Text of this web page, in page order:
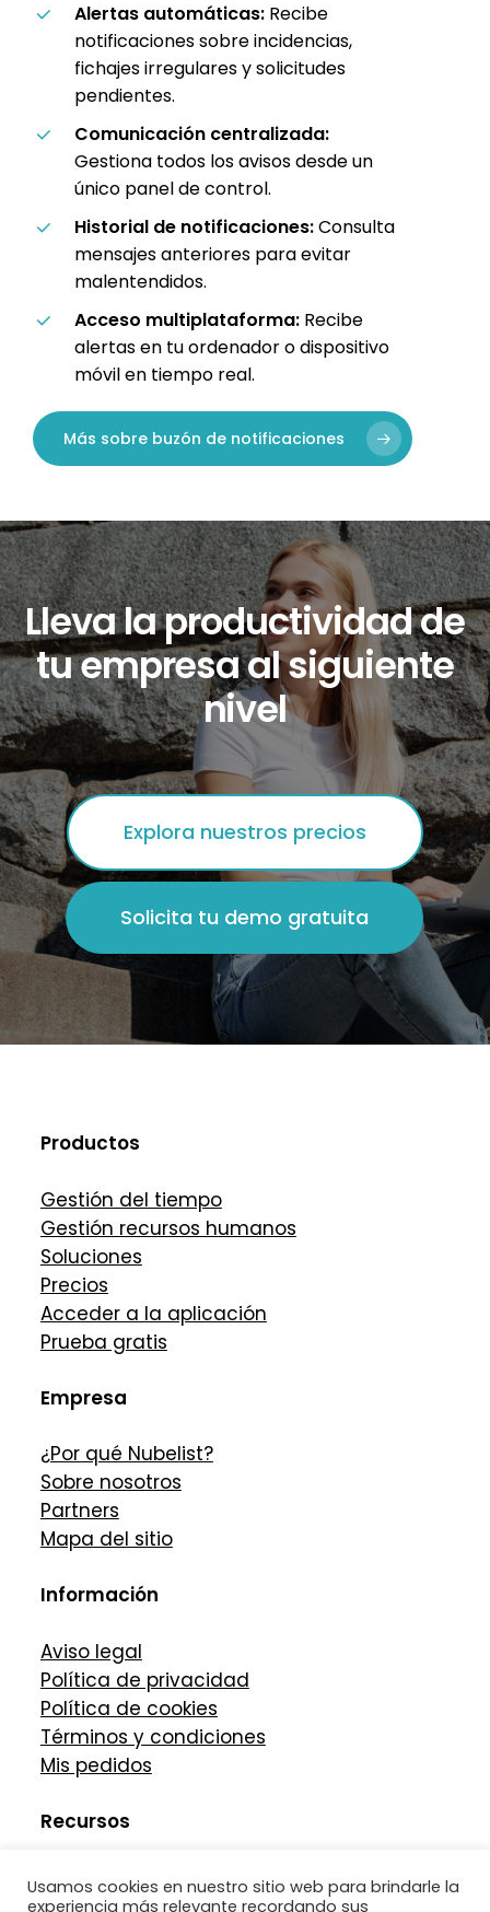
Alertas automáticas:Recibe
notificaciones sobre incidencias,
fichajes irregulares y solicitudes
pendientes.
Comunicación centralizada:
Gestiona todos los avisos desde un
único panel de control.
Historial de notificaciones:Consulta
mensajes anteriores para evitar
malentendidos.
Acceso multiplataforma:Recibe
alertas en tu ordenador o dispositivo
móvil en tiempo real.
Más sobre buzón de notificaciones
Llevalaproductividadde
tuempresaalsiguiente
nivel
Explora nuestros precios
Solicita tu demo gratuita
Productos
Gestión del tiempo
Gestión recursos humanos
Soluciones
Precios
Acceder a la aplicación
Prueba gratis
Empresa
¿Por qué Nubelist?
Sobre nosotros
Partners
Mapa del sitio
Información
Aviso legal
Política de privacidad
Política de cookies
Términos y condiciones
Mis pedidos
Recursos
Preguntas frecuentes
Soporte técnico
Usamos cookies en nuestro sitio web para brindarle la
experiencia más relevante recordando sus